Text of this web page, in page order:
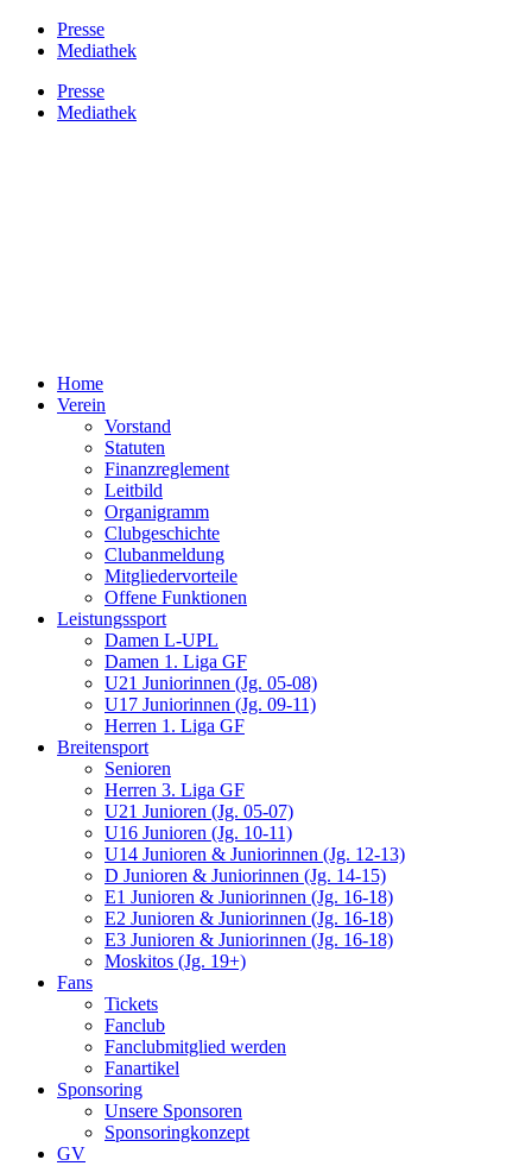
Presse
Mediathek
Presse
Mediathek
Home
Verein
Vorstand
Statuten
Finanzreglement
Leitbild
Organigramm
Clubgeschichte
Clubanmeldung
Mitgliedervorteile
Offene Funktionen
Leistungssport
Damen L-UPL
Damen 1. Liga GF
U21 Juniorinnen (Jg. 05-08)
U17 Juniorinnen (Jg. 09-11)
Herren 1. Liga GF
Breitensport
Senioren
Herren 3. Liga GF
U21 Junioren (Jg. 05-07)
U16 Junioren (Jg. 10-11)
U14 Junioren & Juniorinnen (Jg. 12-13)
D Junioren & Juniorinnen (Jg. 14-15)
E1 Junioren & Juniorinnen (Jg. 16-18)
E2 Junioren & Juniorinnen (Jg. 16-18)
E3 Junioren & Juniorinnen (Jg. 16-18)
Moskitos (Jg. 19+)
Fans
Tickets
Fanclub
Fanclubmitglied werden
Fanartikel
Sponsoring
Unsere Sponsoren
Sponsoringkonzept
GV